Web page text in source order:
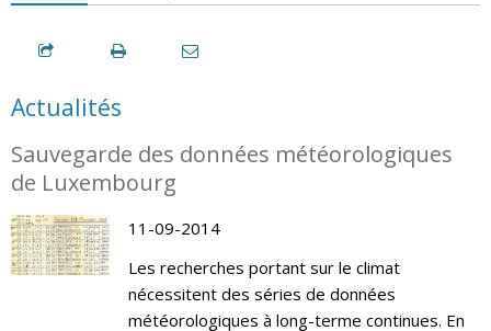
Actualités
Sauvegarde des données météorologiques
de Luxembourg
11-09-2014
Les recherches portant sur le climat
nécessitent des séries de données
météorologiques à long-terme continues. En